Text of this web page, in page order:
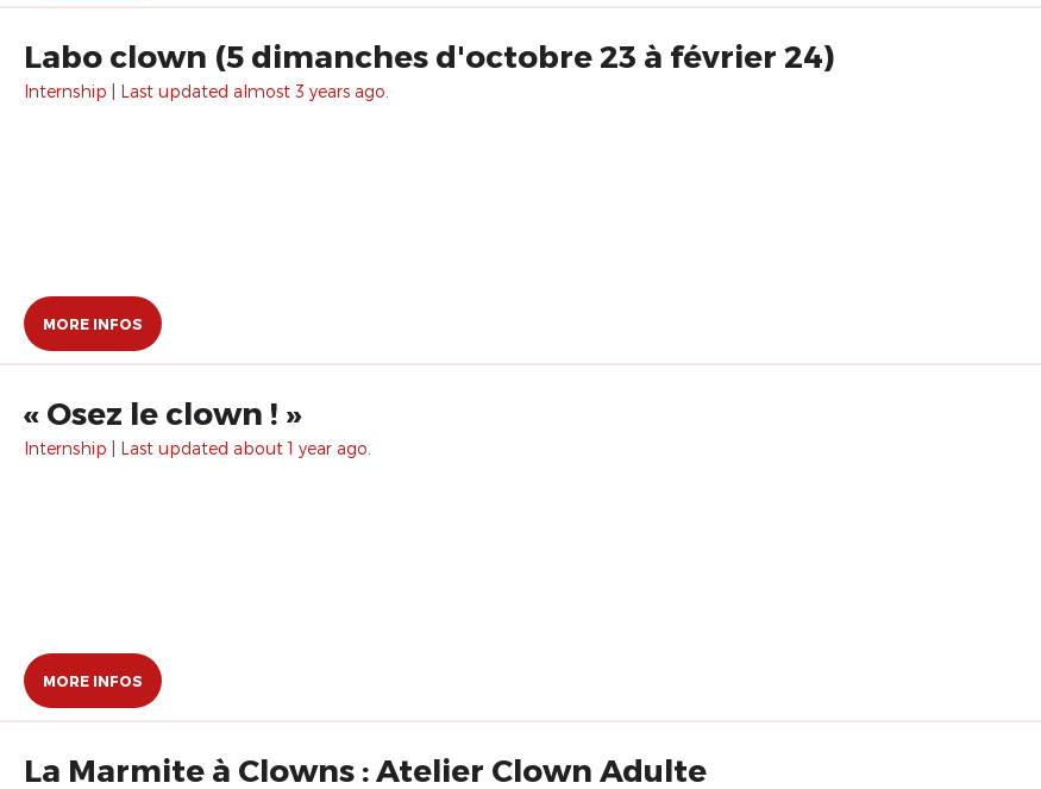
Labo clown (5 dimanches d'octobre 23 à février 24)
Internship | Last updated almost 3 years ago.
MORE INFOS
​« Osez le clown ! »
Internship | Last updated about 1 year ago.
MORE INFOS
La Marmite à Clowns : Atelier Clown Adulte